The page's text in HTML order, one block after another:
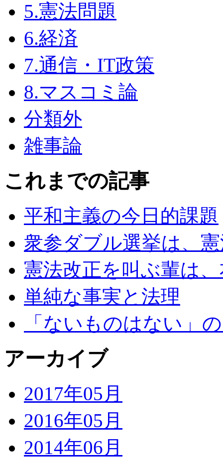
5.憲法問題
6.経済
7.通信・IT政策
8.マスコミ論
分類外
雑事論
これまでの記事
平和主義の今日的課題
衆参ダブル選挙は、
憲法改正を叫ぶ輩は
単純な事実と法理
「ないものはない」
アーカイブ
2017年05月
2016年05月
2014年06月